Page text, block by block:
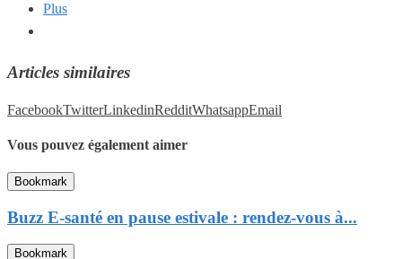
Plus
Articles similaires
FacebookTwitterLinkedinRedditWhatsappEmail
Vous pouvez également aimer
Bookmark
Buzz E-santé en pause estivale : rendez-vous à...
Bookmark